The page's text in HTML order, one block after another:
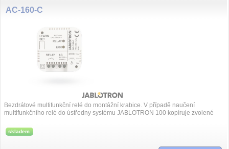
AC-160-C
Bezdrátové multifunkční relé do montážní krabice. V případě naučení
multifunkčního relé do ústředny systému JABLOTRON 100 kopíruje zvolené
skladem